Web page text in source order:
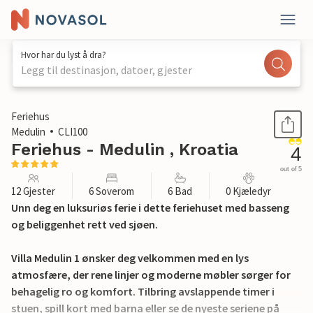
Hvor har du lyst å dra?
Legg til destinasjon, datoer, gjester
1 / 57
Feriehus
Medulin
CLI100
Feriehus - Medulin , Kroatia 4
out of 5
12 Gjester 6 Soverom 6 Bad 0 Kjæledyr
Unn deg en luksuriøs ferie i dette feriehuset med basseng
og beliggenhet rett ved sjøen.
Villa Medulin 1 ønsker deg velkommen med en lys
atmosfære, der rene linjer og moderne møbler sørger for
behagelig ro og komfort. Tilbring avslappende timer i
stuen, spill kort med barna eller se de nyeste seriene på